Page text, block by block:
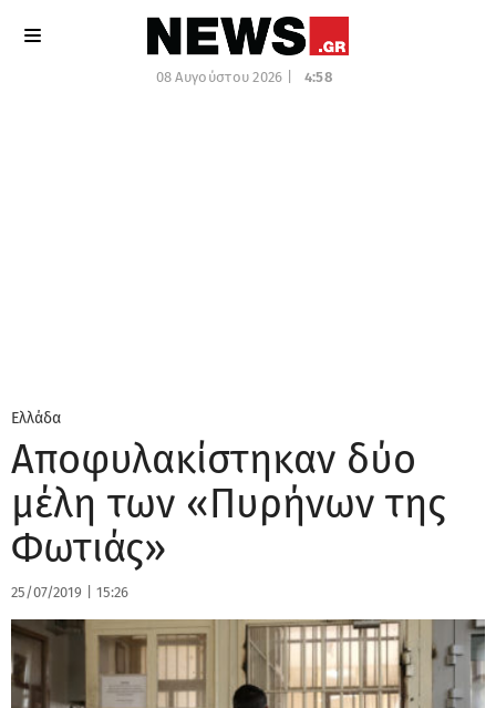
08 Αυγούστου 2026 | 4:58
Ελλάδα
Αποφυλακίστηκαν δύο
μέλη των «Πυρήνων της
Φωτιάς»
25/07/2019 15:26